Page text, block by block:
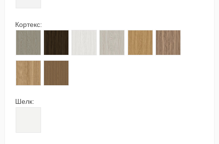
Кортекс:
155 дуб натуральный шелковистый, кортекс
157 темный орех, кортекс
158 белый дуб, кортекс
159 княжий дуб, кортекс160 золотой дуб, кортекс
161 осенний
Шелк: